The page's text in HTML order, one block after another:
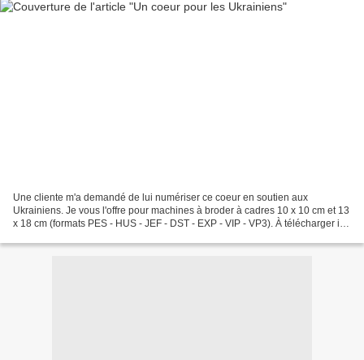
Une cliente m'a demandé de lui numériser ce coeur en soutien aux
Ukrainiens. Je vous l'offre pour machines à broder à cadres 10 x 10 cm et 13
x 18 cm (formats PES - HUS - JEF - DST - EXP - VIP - VP3). À télécharger ici